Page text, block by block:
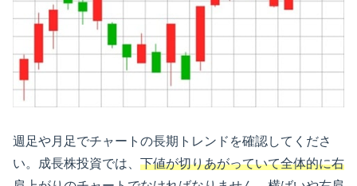
週足や月足でチャートの長期トレンドを確認してくださ
い。成長株投資では、 下値が切りあがっていて全体的に右